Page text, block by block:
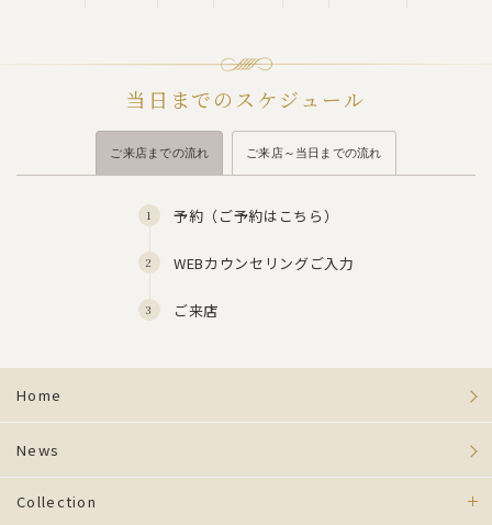
当日までのスケジュール
ご来店までの流れ ご来店～当日までの流れ
予約（ご予約はこちら）
WEBカウンセリングご入力
ご来店
Home
News
Collection